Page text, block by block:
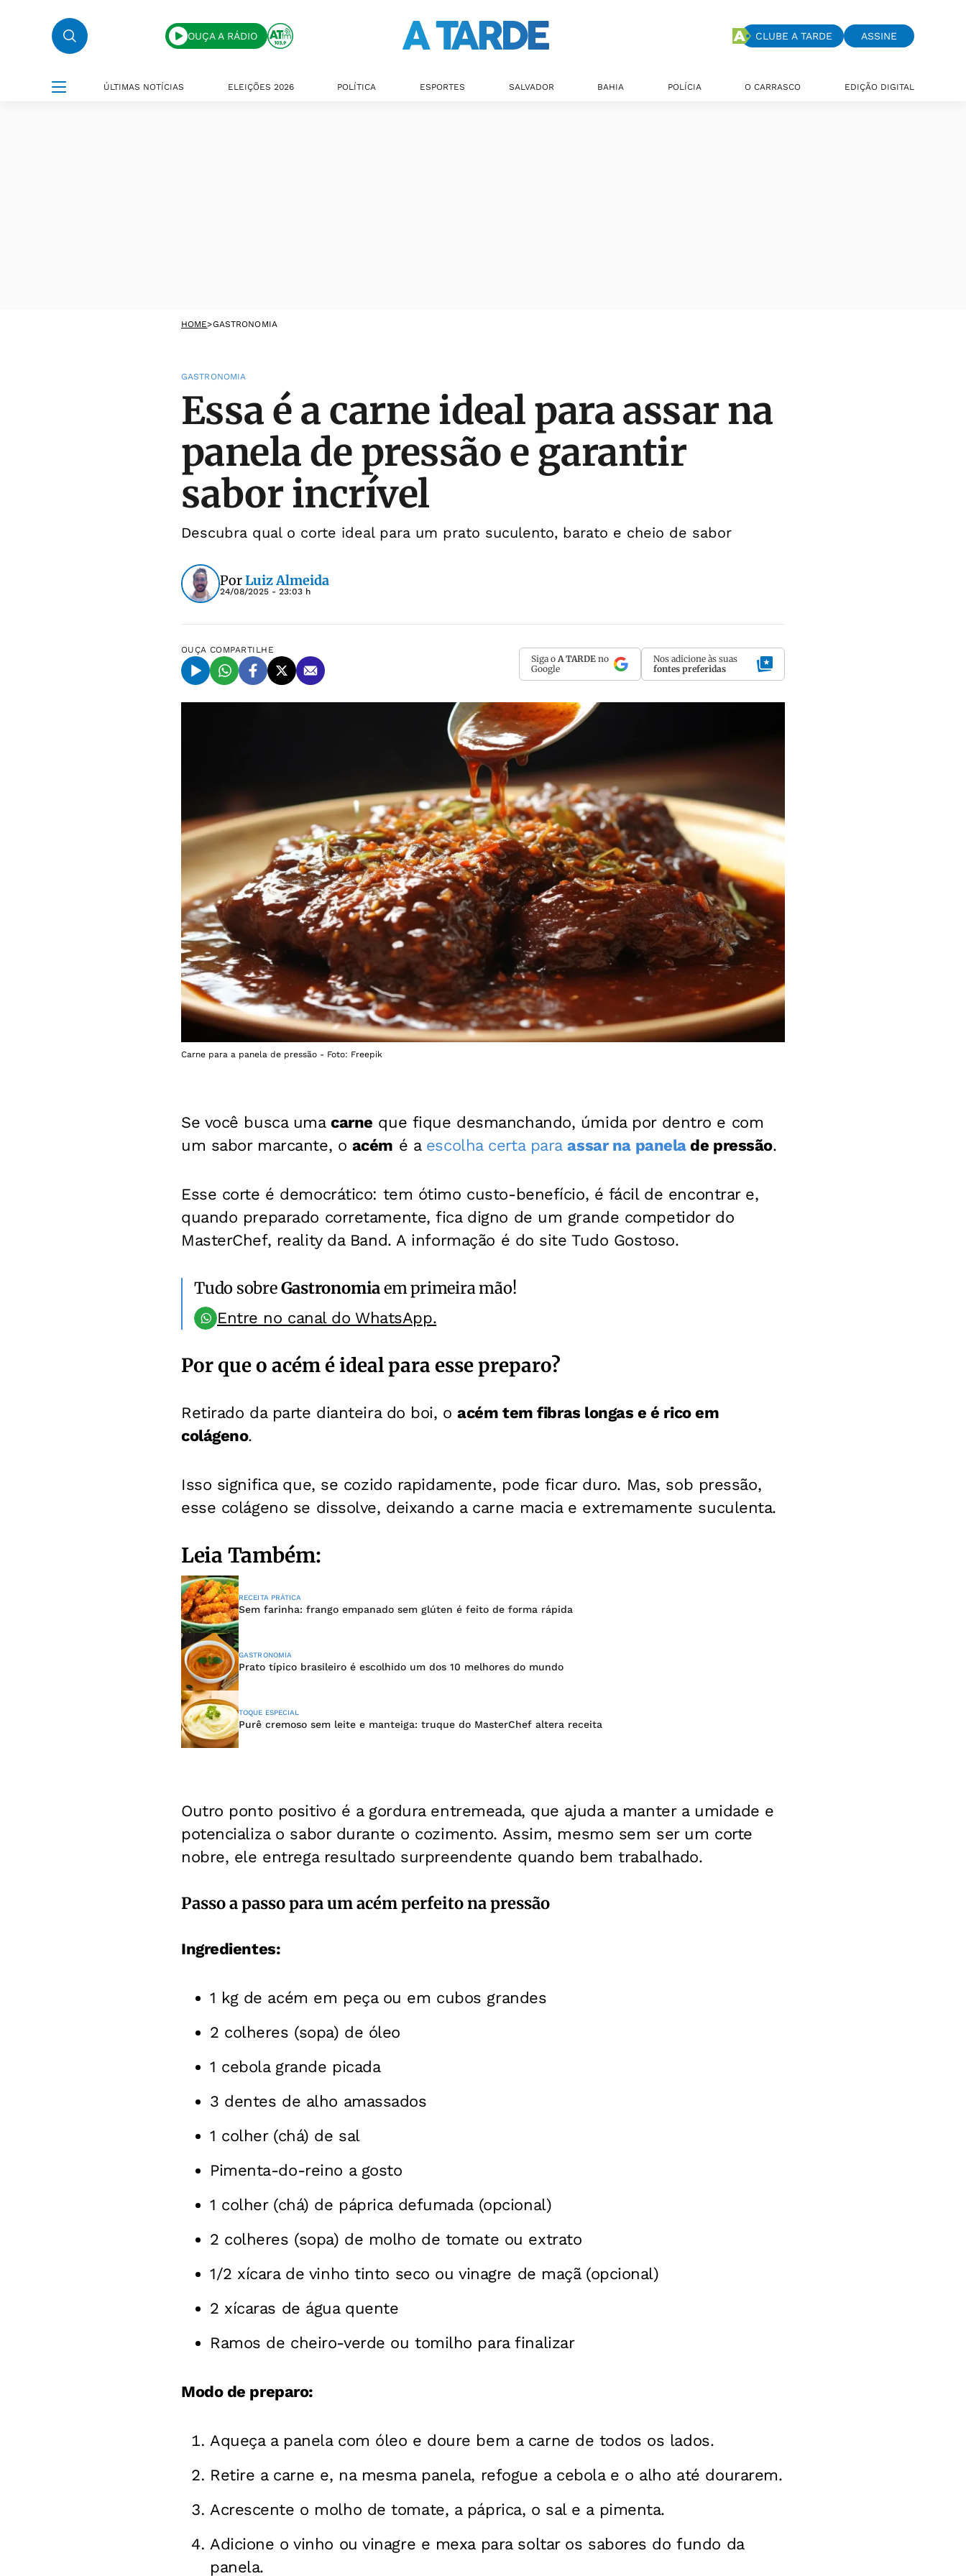
OUÇA A RÁDIO CLUBE A TARDE ASSINE
ÚLTIMAS NOTÍCIAS ELEIÇÕES 2026 POLÍTICA ESPORTES SALVADOR BAHIA POLÍCIA O CARRASCO EDIÇÃO DIGITAL
HOME>GASTRONOMIA
GASTRONOMIA
Essa é a carne ideal para assar na
panela de pressão e garantir
sabor incrível
Descubra qual o corte ideal para um prato suculento, barato e cheio de sabor
PorLuiz Almeida
24/08/2025 - 23:03 h
OUÇA COMPARTILHE
Siga o A TARDE no
Google
Nos adicione às suas
fontes preferidas
Carne para a panela de pressão - Foto: Freepik
Se você busca umacarne que fique desmanchando, úmida por dentro e com
um sabor marcante, o acém é a escolha certa paraassar na panelade pressão.
Esse corte é democrático: tem ótimo custo-benefício, é fácil de encontrar e,
quando preparado corretamente, fica digno de um grande competidor do
MasterChef, reality da Band. A informação é do site Tudo Gostoso.
Tudo sobreGastronomiaem primeira mão!
Entre no canal do WhatsApp.
Por que o acém é ideal para esse preparo?
Retirado da parte dianteira do boi, oacém tem fibras longas e é rico em
colágeno.
Isso significa que, se cozido rapidamente, pode ficar duro. Mas, sob pressão,
esse colágeno se dissolve, deixando a carne macia e extremamente suculenta.
Leia Também:
RECEITA PRÁTICA
Sem farinha: frango empanado sem glúten é feito de forma rápida
GASTRONOMIA
Prato típico brasileiro é escolhido um dos 10 melhores do mundo
TOQUE ESPECIAL
Purê cremoso sem leite e manteiga: truque do MasterChef altera receita
Outro ponto positivo é a gordura entremeada, que ajuda a manter a umidade e
potencializa o sabor durante o cozimento. Assim, mesmo sem ser um corte
nobre, ele entrega resultado surpreendente quando bem trabalhado.
Passo a passo para um acém perfeito na pressão
Ingredientes:
1 kg de acém em peça ou em cubos grandes
2 colheres (sopa) de óleo
1 cebola grande picada
3 dentes de alho amassados
1 colher (chá) de sal
Pimenta-do-reino a gosto
1 colher (chá) de páprica defumada (opcional)
2 colheres (sopa) de molho de tomate ou extrato
1/2 xícara de vinho tinto seco ou vinagre de maçã (opcional)
2 xícaras de água quente
Ramos de cheiro-verde ou tomilho para finalizar
Modo de preparo:
Aqueça a panela com óleo e doure bem a carne de todos os lados.
Retire a carne e, na mesma panela, refogue a cebola e o alho até dourarem.
Acrescente o molho de tomate, a páprica, o sal e a pimenta.
Adicione o vinho ou vinagre e mexa para soltar os sabores do fundo da
panela.